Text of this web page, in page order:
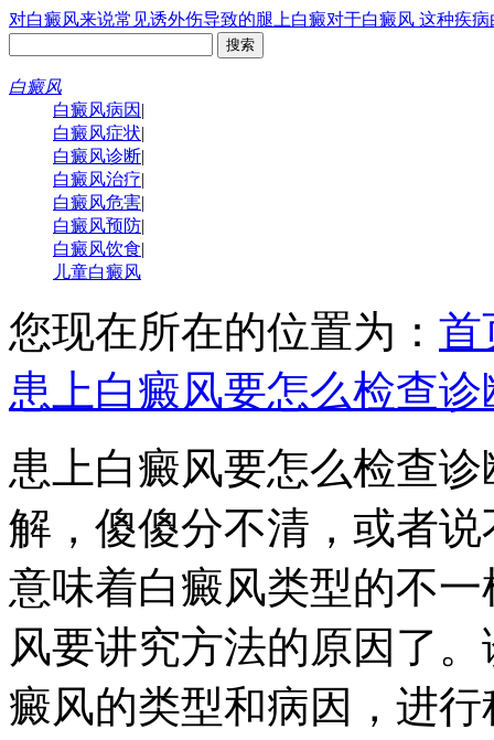
对白癜风来说常见诱外伤导致的腿上白癜对于白癜风 这种疾病
白癜风
白癜风病因 |
白癜风症状|
白癜风诊断|
白癜风治疗|
白癜风危害|
白癜风预防|
白癜风饮食|
儿童白癜风
您现在所在的位置为： 首
患上白癜风要怎么检查诊
患上白癜风要怎么检查
解，傻傻分不清，或者
意味着白癜风类型的不
风要讲究方法的原因了
癜风的类型和病因，进